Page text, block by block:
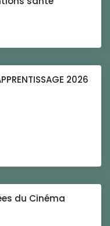
2026
du Cinéma